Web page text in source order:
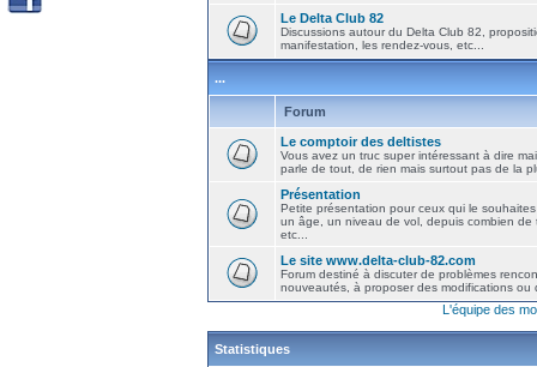
Le Delta Club 82
Discussions autour du Delta Club 82,
manifestation, les rendez-vous, etc...
...
Forum
Le comptoir des deltistes
Vous avez un truc super intéressant à dire
parle de tout, de rien mais surtout pas de la
Présentation
Petite présentation pour ceux qui le
un âge, un niveau de vol, depuis combien de
etc...
Le site www.delta-club-82.com
Forum destiné à discuter de problèmes
nouveautés, à proposer des modifications ou
L'équipe des
Statistiques